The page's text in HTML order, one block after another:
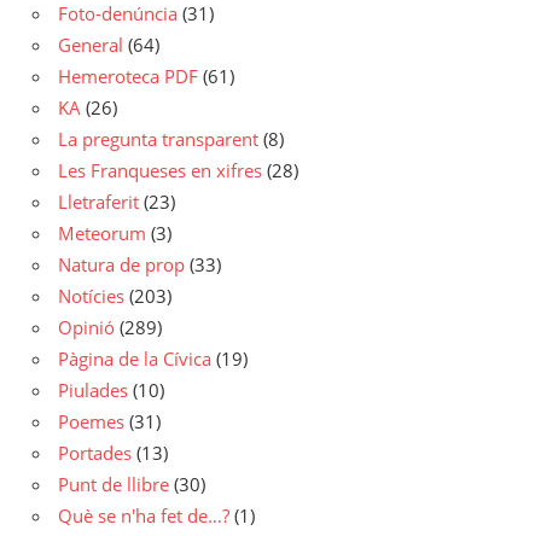
Foto-denúncia (31)
General (64)
Hemeroteca PDF (61)
KA (26)
La pregunta transparent (8)
Les Franqueses en xifres (28)
Lletraferit (23)
Meteorum (3)
Natura de prop (33)
Notícies (203)
Opinió (289)
Pàgina de la Cívica (19)
Piulades (10)
Poemes (31)
Portades (13)
Punt de llibre (30)
Què se n'ha fet de…? (1)